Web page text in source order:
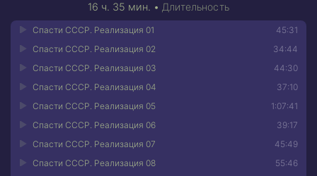
16 ч. 35 мин. •Длительность
45:31
Спасти СССР. Реализация 01
34:44
Спасти СССР. Реализация 02
44:30
Спасти СССР. Реализация 03
37:10
Спасти СССР. Реализация 04
1:07:41
Спасти СССР. Реализация 05
39:17
Спасти СССР. Реализация 06
45:49
Спасти СССР. Реализация 07
55:46
Спасти СССР. Реализация 08